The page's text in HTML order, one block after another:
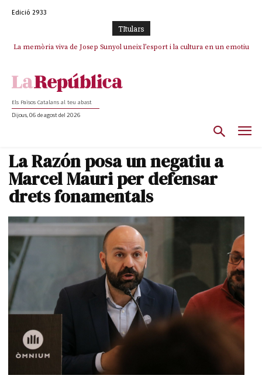
Edició 2933
TItulars
La memòria viva de Josep Sunyol uneix l’esport i la cultura en un emotiu
La “dignitat” a mitges de Marc Puigtió: renuncia a Girona pels àudios però
Els Països Catalans al teu abast
Dijous, 06 de agost del 2026
La Razón posa un negatiu a
Marcel Mauri per defensar
drets fonamentals